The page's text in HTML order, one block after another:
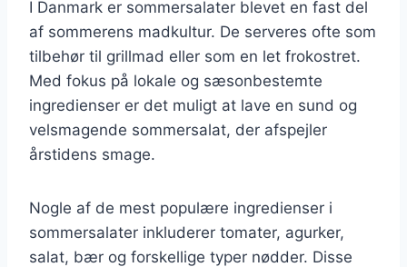
I Danmark er sommersalater blevet en fast del
af sommerens madkultur. De serveres ofte som
tilbehør til grillmad eller som en let frokostret.
Med fokus på lokale og sæsonbestemte
ingredienser er det muligt at lave en sund og
velsmagende sommersalat, der afspejler
årstidens smage.
Nogle af de mest populære ingredienser i
sommersalater inkluderer tomater, agurker,
salat, bær og forskellige typer nødder. Disse